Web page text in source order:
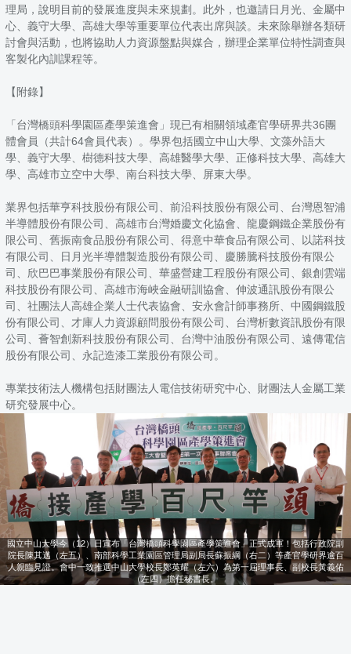
理局，說明目前的發展進度與未來規劃。此外，也邀請日月光、金屬中
心、義守大學、高雄大學等重要單位代表出席與談。未來除舉辦各類研
討會與活動，也將協助人力資源盤點與媒合，辦理企業單位特性調查與
客製化內訓課程等。
【附錄】
「台灣橋頭科學園區產學策進會」現已有相關領域產官學研界共36團
體會員（共計64會員代表）。學界包括國立中山大學、文藻外語大
學、義守大學、樹德科技大學、高雄醫學大學、正修科技大學、高雄大
學、高雄市立空中大學、南台科技大學、屏東大學。
業界包括華亨科技股份有限公司、前沿科技股份有限公司、台灣恩智浦
半導體股份有限公司、高雄市台灣婚慶文化協會、龍慶鋼鐵企業股份有
限公司、舊振南食品股份有限公司、得意中華食品有限公司、以諾科技
有限公司、日月光半導體製造股份有限公司、慶勝騰科技股份有限公
司、欣巴巴事業股份有限公司、華盛營建工程股份有限公司、銀創雲端
科技股份有限公司、高雄市海峽金融研訓協會、伸波通訊股份有限公
司、社團法人高雄企業人士代表協會、安永會計師事務所、中國鋼鐵股
份有限公司、才庫人力資源顧問股份有限公司、台灣析數資訊股份有限
公司、薈智創新科技股份有限公司、台灣中油股份有限公司、遠傳電信
股份有限公司、永記造漆工業股份有限公司。
專業技術法人機構包括財團法人電信技術研究中心、財團法人金屬工業
研究發展中心。
國立中山大學今（12）日宣布「台灣橋頭科學園區產學策進會」正式成軍！包括行政院副
院長陳其邁（左五）、南部科學工業園區管理局副局長蘇振綱（右二）等產官學研界逾百
人親臨見證。會中一致推選中山大學校長鄭英耀（左六）為第一屆理事長、副校長黃義佑
（左四）擔任秘書長。